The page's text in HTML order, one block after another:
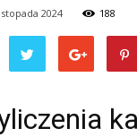
2024 188